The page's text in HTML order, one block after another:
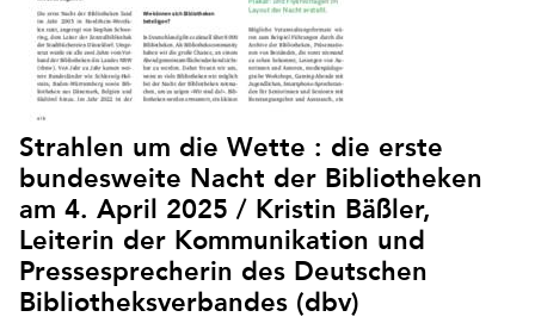
Strahlen um die Wette : die erste
bundesweite Nacht der Bibliotheken
am 4. April 2025 / Kristin Bäßler,
Leiterin der Kommunikation und
Pressesprecherin des Deutschen
Bibliotheksverbandes (dbv)